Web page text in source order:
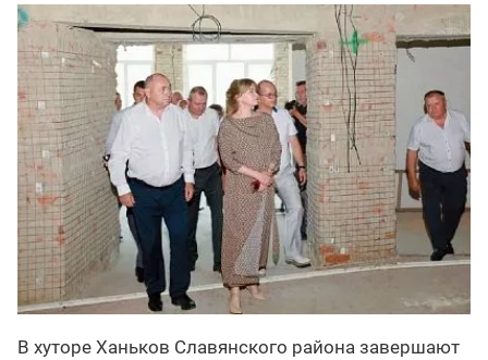
В хуторе Ханьков Славянского района завершают